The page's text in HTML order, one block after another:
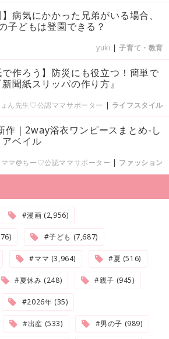
】病気にかかった兄弟がいる場合、
子どもは登園できる？
yuki |子育て・教育
で作ろう】防災にも役立つ！簡単で
聞紙スリッパの作り方』
ん先生♡公認ママサポーター | ライフスタイル
作｜2way浴衣ワンピースまとめ-し
アベイル
マ@ちー♡公認ママサポーター | ファッション
#漫画 (2,956)
#子ども (7,687)
#ママ (3,964) #夏 (516)
#夏休み (248) #親子 (945)
#2026年 (35)
#出産 (533) #男の子 (989)